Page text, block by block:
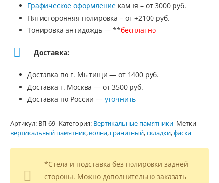
Графическое оформление камня – от 3000 руб.
Пятисторонняя полировка – от +2100 руб.
Тонировка антидождь — **бесплатно
Доставка:
Доставка по г. Мытищи — от 1400 руб.
Доставка г. Москва — от 3500 руб.
Доставка по России — уточнить
Артикул: ВП-69 Категория: Вертикальные памятники Метки:
вертикальный памятник, волна, гранитный,складки,фаска
*Стела и подставка без полировки задней
стороны. Можно дополнительно заказать